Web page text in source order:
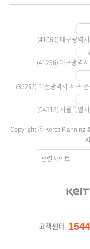
(41069) 대구광역
(41256) 대구광역
(35262) 대전광역시 서구
(04513) 서울특별
Copyright ⓒ Korea Planning
고객센터